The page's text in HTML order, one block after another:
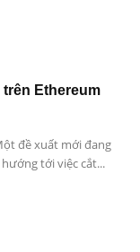
Ethereum
đề xuất mới đang
tới việc cắt...